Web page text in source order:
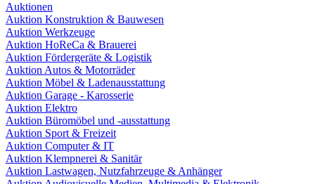
Auktionen
Auktion Konstruktion & Bauwesen
Auktion Werkzeuge
Auktion HoReCa & Brauerei
Auktion Fördergeräte & Logistik
Auktion Autos & Motorräder
Auktion Möbel & Ladenausstattung
Auktion Garage - Karosserie
Auktion Elektro
Auktion Büromöbel und -ausstattung
Auktion Sport & Freizeit
Auktion Computer & IT
Auktion Klempnerei & Sanitär
Auktion Lastwagen, Nutzfahrzeuge & Anhänger